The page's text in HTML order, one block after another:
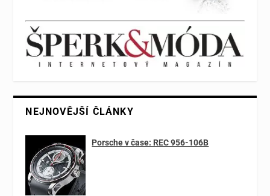
NEJNOVĚJŠÍ ČLÁNKY
Porsche v čase: REC 956-106B